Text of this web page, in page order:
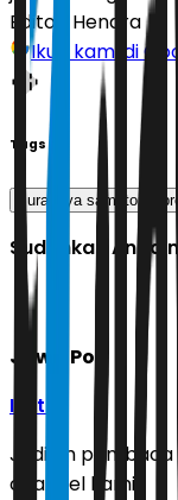
Editor: Hendra
Ikuti kami di
Tags
surabaya samator
Sudahkah Anda
Jawa Pos
Ikuti
Jadilah pembaca
channel kami!